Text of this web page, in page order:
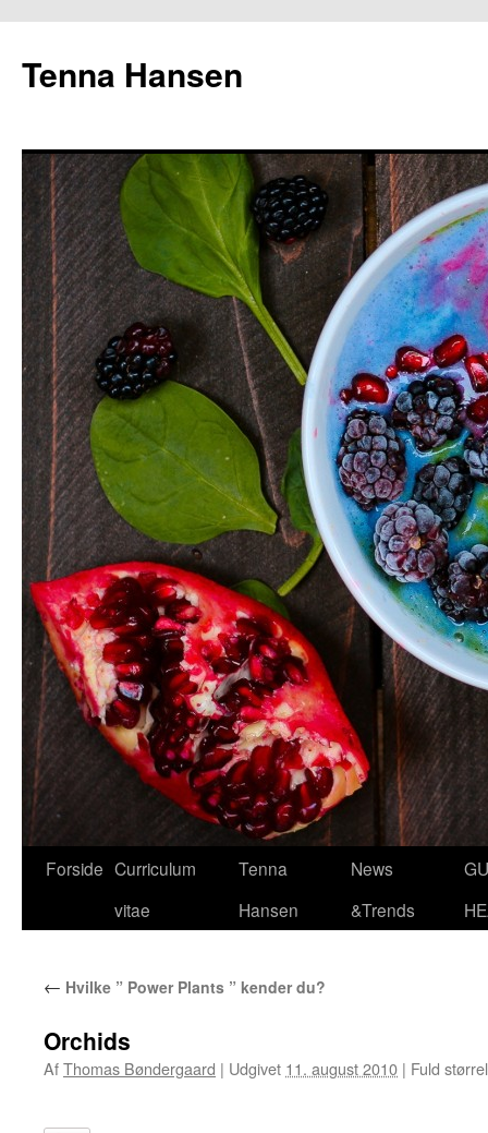
Tenna Hansen
Hop
Forside Curriculum
vitae
Tenna
Hansen
News
&Trends
← Hvilke ” Power Plants ” kender du?
Orchids
AfThomas Bøndergaard | Udgivet 11. august 2010 | Fuld